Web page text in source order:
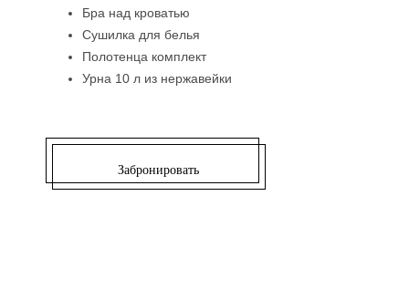
Бра над кроватью
Сушилка для белья
Полотенца комплект
Урна 10 л из нержавейки
Забронировать